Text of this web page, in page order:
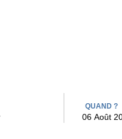
QUAND ?